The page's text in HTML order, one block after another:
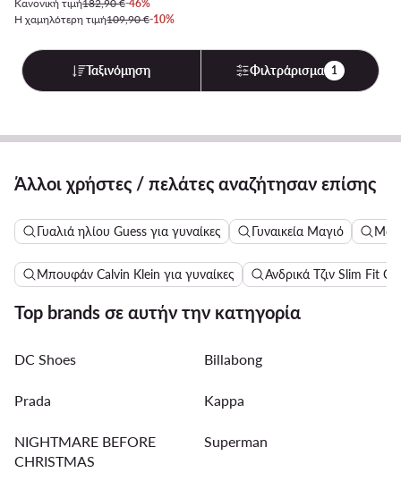
Κανονική τιμή182,90 €-46%
Η χαμηλότερη τιμή109,90 €-10%
Ταξινόμηση Φιλτράρισμα 1
Άλλοι χρήστες / πελάτες αναζήτησαν επίσης
Γυαλιά ηλίου Guess για γυναίκες Γυναικεία Μαγιό
Μπουφάν Calvin Klein για γυναίκες Ανδρικά Τζιν Slim Fit
Top brands σε αυτήν την κατηγορία
DC Shoes Billabong
Prada Kappa
NIGHTMARE BEFORE
CHRISTMAS
Superman